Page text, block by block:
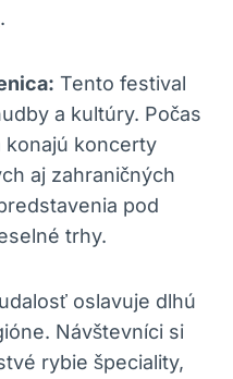
.
Tento festival
a kultúry. Počas
konajú koncerty
aj zahraničných
pod
trhy.
oslavuje dlhú
Návštevníci si
rybie špeciality,